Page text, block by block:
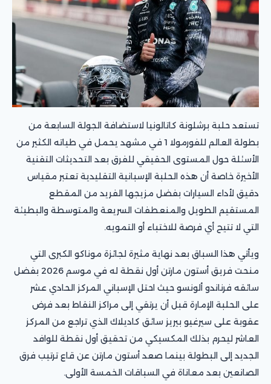
تستعد حلبة برشلونة كاتالونيا لاستضافة الجولة السابعة من
بطولة العالم للفورمولا 1 في مشهد يحمل في طياته الكثير من
الأسئلة حول المستوى الحقيقي للفرق بعد التحديثات التقنية
الأخيرة خاصة أن هذه الحلبة الإسبانية التقليدية تعتبر مقياس
دقيق لأداء السيارات بفضل مزيجها الفريد من المقطع
المستقيم الطويل والمنعطفات السريعة والمتوسطة والبطيئة
التي لا تتيح أي فرصة للاختباء أو التمويه.
ويأتي هذا السباق بعد نهاية مثيرة لجائزة موناكو الكبرى التي
منحت فريق أستون مارتن أول نقطة له في موسم 2026 بفضل
سائقه فرناندو ألونسو حيث احتل الإسباني المركز الحادي عشر
على الحلبة الإمارة قبل أن يرتقي إلى مراكز النقاط بعد فرض
عقوبة على سيرغيو بيريز سائق كاديلاك الذي تراجع من المركز
العاشر ليحرم بذلك المكسيكي من تحقيق أول نقطة للوافد
الجديد إلى البطولة بينما صعد أستون مارتن عن قاع ترتيب فرق
الصانعين بعد معاناة في السباقات الخمسة الأولى.